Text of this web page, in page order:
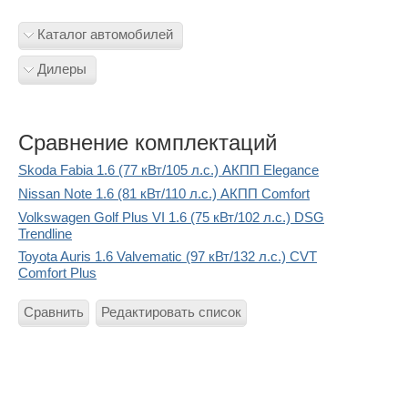
Каталог автомобилей
Дилеры
Сравнение комплектаций
Skoda Fabia 1.6 (77 кВт/105 л.с.) АКПП Elegance
Nissan Note 1.6 (81 кВт/110 л.с.) АКПП Comfort
Volkswagen Golf Plus VI 1.6 (75 кВт/102 л.с.) DSG
Trendline
Toyota Auris 1.6 Valvematic (97 кВт/132 л.с.) CVT
Comfort Plus
Сравнить Редактировать список